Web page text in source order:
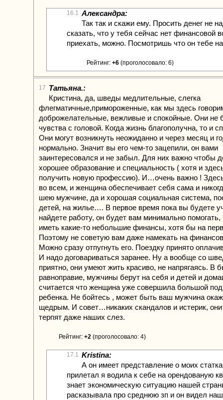
16.1 Александра:
Так так и скажи ему. Просить денег не
сказать, что у тебя сейчас нет финансовой
приехать, можно. Посмотришь что он тебе
Рейтинг: +6 (проголосовало: 6)
17 Татьяна.:
Кристина, да, шведы медлительные, слегка
флегматичные,примороженные, как мы здесь
доброжелательные, вежливые и спокойные. Они не
чувства с головой. Когда жизнь благополучна, то и
Они могут возникнуть неожиданно и через месяц и
нормально. Значит вы его чем-то зацепили, он вами
заинтересовался и не забыл. Для них важно чтобы
хорошее образование и специальность ( хотя и
получить новую профессию). И…очень важно !
во всем, и женщина обеспечивает себя сама и
шею мужчине, да и хорошая социальная система,
детей, на жилье…. В первое время пока вы будете
найдете работу, он будет вам минимально
иметь какие-то небольшие финансы, хотя бы на
Поэтому не советую вам даже намекать на
Можно сразу отпугнуть его. Поездку принято
И надо договариваться заранее. Ну а вообще со
приятно, они умеют жить красиво, не напрягаясь. В
равноправие, мужчины берут на себя и детей и
считается что женщина уже совершила большой
ребенка. Не бойтесь , может быть ваш мужчина
щедрым. И совет…никаких скандалов и истерик, они
терпят даже наших слез.
Рейтинг: +2 (проголосовало: 4)
17.1 Kristina:
А он имеет представление о моих
прилетал я водила к себе на орендованую
знает экономическую ситуацию нашей
расказывала про среднюю зп и он видел наш